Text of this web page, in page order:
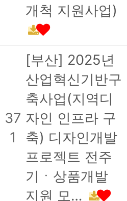
개척 지원사업)
37
1
[부산] 2025년
산업혁신기반구
축사업(지역디
자인 인프라 구
축) 디자인개발
프로젝트 전주
기ㆍ상품개발
지원 모…